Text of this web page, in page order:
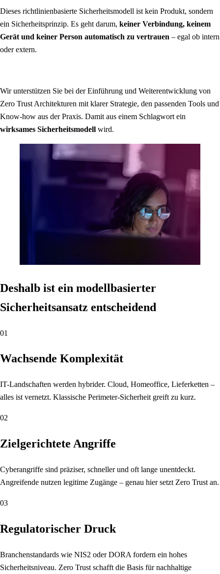
Dieses richtlinienbasierte Sicherheitsmodell ist kein Produkt, sondern
ein Sicherheitsprinzip. Es geht darum, keiner Verbindung, keinem
Gerät und keiner Person automatisch zu vertrauen – egal ob intern
oder extern.
Wir unterstützen Sie bei der Einführung und Weiterentwicklung von
Zero Trust Architekturen mit klarer Strategie, den passenden Tools und
Know-how aus der Praxis. Damit aus einem Schlagwort ein
wirksames Sicherheitsmodell wird.
Deshalb ist ein modellbasierter
Sicherheitsansatz entscheidend
01
Wachsende Komplexität
IT-Landschaften werden hybrider. Cloud, Homeoffice, Lieferketten –
alles ist vernetzt. Klassische Perimeter-Sicherheit greift zu kurz.
02
Zielgerichtete Angriffe
Cyberangriffe sind präziser, schneller und oft lange unentdeckt.
Angreifende nutzen legitime Zugänge – genau hier setzt Zero Trust an.
03
Regulatorischer Druck
Branchenstandards wie NIS2 oder DORA fordern ein hohes
Sicherheitsniveau. Zero Trust schafft die Basis für nachhaltige